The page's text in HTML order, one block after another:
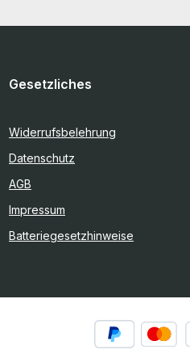
Gesetzliches
Widerrufsbelehrung
Datenschutz
AGB
Impressum
Batteriegesetzhinweise